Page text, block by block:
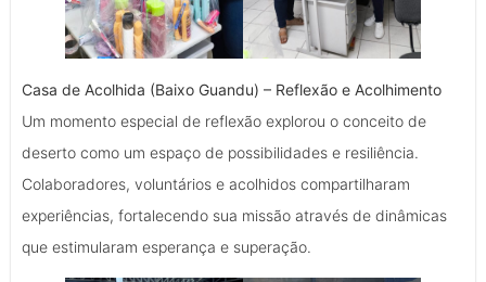
Casa de Acolhida (Baixo Guandu) – Reflexão e Acolhimento
Um momento especial de reflexão explorou o conceito de
deserto como um espaço de possibilidades e resiliência.
Colaboradores, voluntários e acolhidos compartilharam
experiências, fortalecendo sua missão através de dinâmicas
que estimularam esperança e superação.